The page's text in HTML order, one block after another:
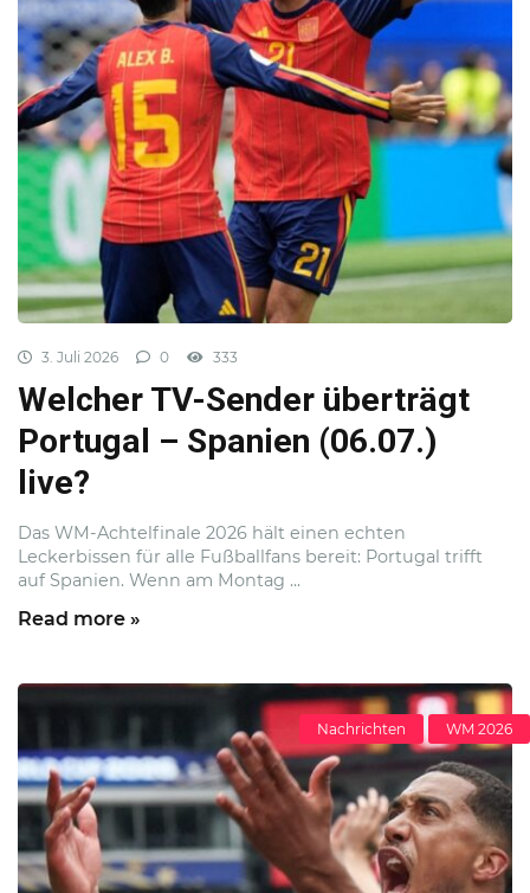
3. Juli 2026 0 333
Welcher TV-Sender überträgt
Portugal – Spanien (06.07.)
live?
Das WM-Achtelfinale 2026 hält einen echten
Leckerbissen für alle Fußballfans bereit: Portugal trifft
auf Spanien. Wenn am Montag ...
Read more »
Nachrichten WM 2026